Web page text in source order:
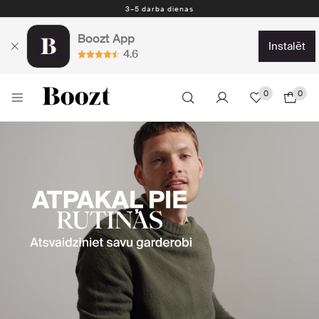
Nemokamas prekių grąžinimas per 30 dienų
Boozt App
4.6
instalēt
0 0